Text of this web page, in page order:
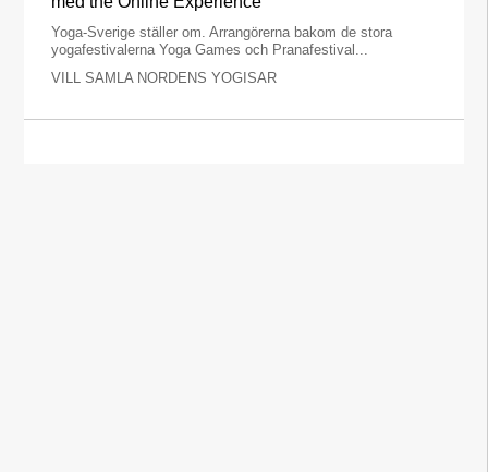
Yoga-Sverige ställer om. Arrangörerna bakom de stora
yogafestivalerna Yoga Games och Pranafestival...
VILL SAMLA NORDENS YOGISAR